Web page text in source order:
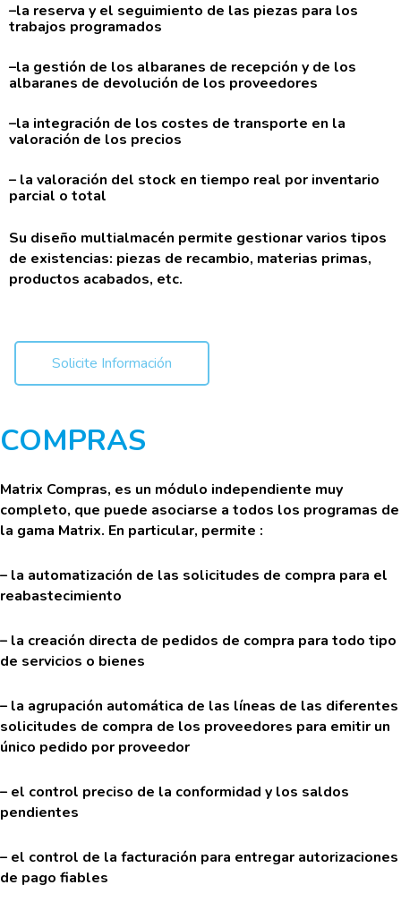
–la reserva y el seguimiento de las piezas para los
trabajos programados
–la gestión de los albaranes de recepción y de los
albaranes de devolución de los proveedores
–la integración de los costes de transporte en la
valoración de los precios
– la valoración del stock en tiempo real por inventario
parcial o total
Su diseño multialmacén permite gestionar varios tipos
de existencias: piezas de recambio, materias primas,
productos acabados, etc.
Solicite Información
COMPRAS
Matrix Compras, es un módulo independiente muy
completo, que puede asociarse a todos los programas de
la gama Matrix. En particular, permite :
– la automatización de las solicitudes de compra para el
reabastecimiento
– la creación directa de pedidos de compra para todo tipo
de servicios o bienes
– la agrupación automática de las líneas de las diferentes
solicitudes de compra de los proveedores para emitir un
único pedido por proveedor
– el control preciso de la conformidad y los saldos
pendientes
– el control de la facturación para entregar autorizaciones
de pago fiables